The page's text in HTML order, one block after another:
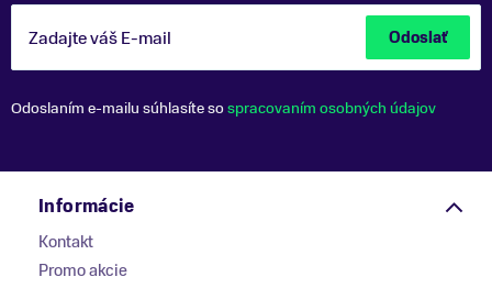
Zadajte váš E-mail Odoslať
Odoslaním e-mailu súhlasíte sospracovaním osobných údajov
Informácie
Kontakt
Promo akcie